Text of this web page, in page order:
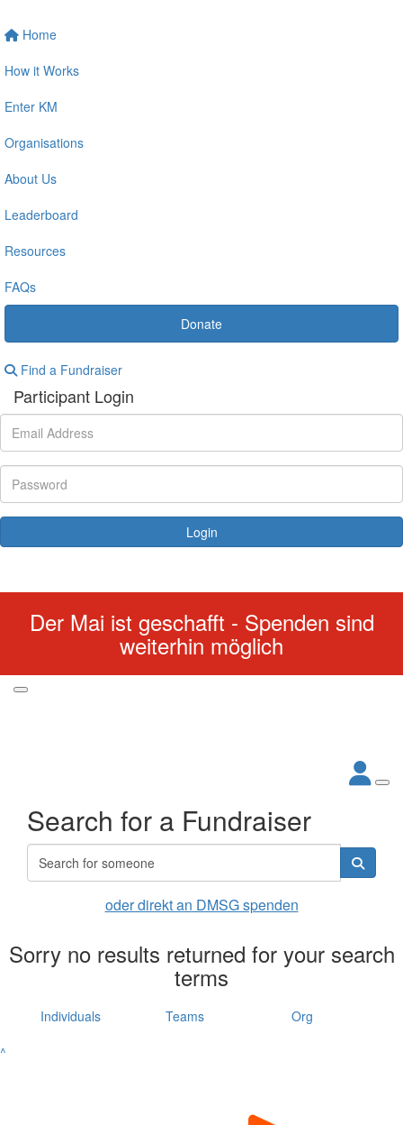
Home
How it Works
Enter KM
Organisations
About Us
Leaderboard
Resources
FAQs
Donate
Find a Fundraiser
Participant Login
Login
Der Mai ist geschafft - Spenden sind
weiterhin möglich
Search for a Fundraiser
oder direkt an DMSG spenden
Sorry no results returned for your search
terms
Individuals Teams
Org
^